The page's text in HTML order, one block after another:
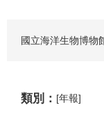
國立海洋生物博物
類別： [年報]